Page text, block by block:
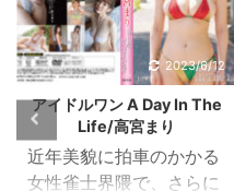
2023/6/12
【グラビアエロ動画】久し
ぶりに触れて/池田夏希
グラビア活動を休止して
いた彼女が、ファン待望